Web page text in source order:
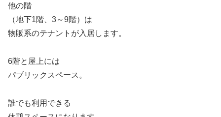
他の階
（地下1階、3～9階）は
物販系のテナントが入居します。
6階と屋上には
パブリックスペース。
誰でも利用できる